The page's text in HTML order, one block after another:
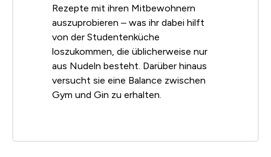
Rezepte mit ihren Mitbewohnern
auszuprobieren – was ihr dabei hilft
von der Studentenküche
loszukommen, die üblicherweise nur
aus Nudeln besteht. Darüber hinaus
versucht sie eine Balance zwischen
Gym und Gin zu erhalten.